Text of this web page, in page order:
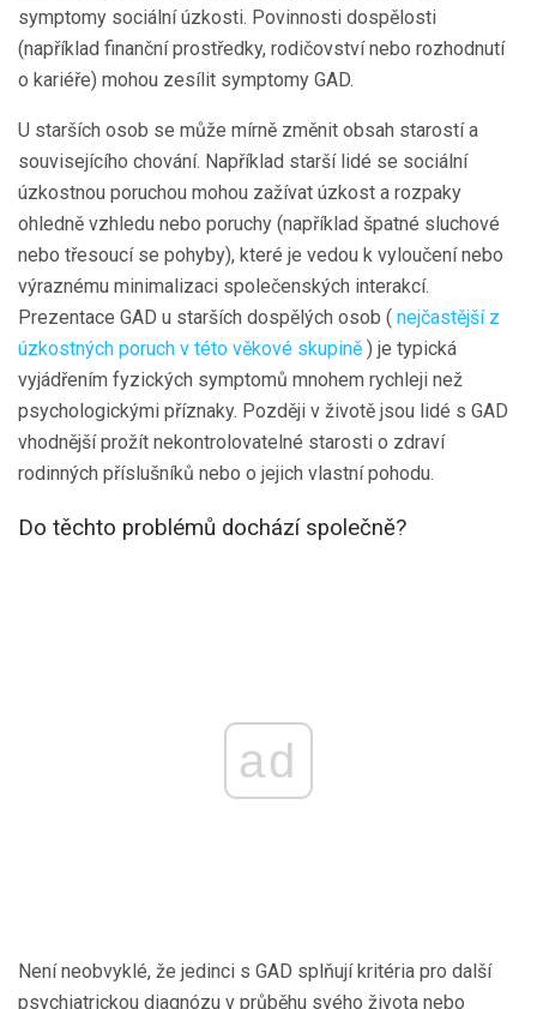
symptomy sociální úzkosti. Povinnosti dospělosti
(například finanční prostředky, rodičovství nebo rozhodnutí
o kariéře) mohou zesílit symptomy GAD.
U starších osob se může mírně změnit obsah starostí a
souvisejícího chování. Například starší lidé se sociální
úzkostnou poruchou mohou zažívat úzkost a rozpaky
ohledně vzhledu nebo poruchy (například špatné sluchové
nebo třesoucí se pohyby), které je vedou k vyloučení nebo
výraznému minimalizaci společenských interakcí.
Prezentace GAD u starších dospělých osob ( nejčastější z
úzkostných poruch v této věkové skupině ) je typická
vyjádřením fyzických symptomů mnohem rychleji než
psychologickými příznaky. Později v životě jsou lidé s GAD
vhodnější prožít nekontrolovatelné starosti o zdraví
rodinných příslušníků nebo o jejich vlastní pohodu.
Do těchto problémů dochází společně?
ad
Není neobvyklé, že jedinci s GAD splňují kritéria pro další
psychiatrickou diagnózu v průběhu svého života nebo